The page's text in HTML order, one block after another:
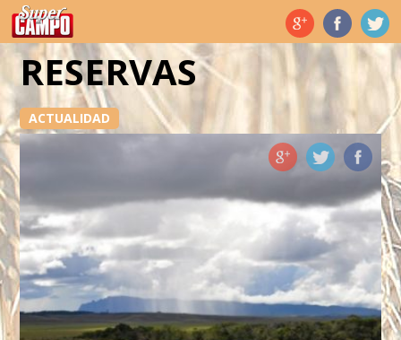
Temas de hoy
RESERVAS
ACTUALIDAD